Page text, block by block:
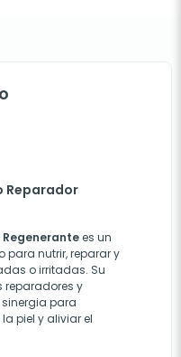
Reparador
es un
nutrir, reparar y
o irritadas. Su
y
para
piel y aliviar el